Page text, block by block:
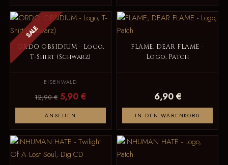
SALE
ORDO OBSIDIUM - Logo,
T-Shirt (Schwarz)
EISENWALD
12,90 € 5,90 €
ANSEHEN
FLAME, DEAR FLAME -
Logo, Patch
6,90 €
IN DEN WARENKORB